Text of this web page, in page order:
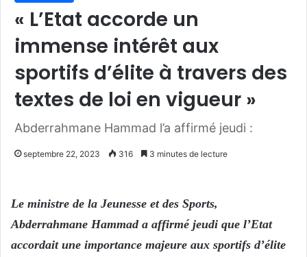
« L’Etat accorde un
immense intérêt aux
sportifs d’élite à travers des
textes de loi en vigueur »
Abderrahmane Hammad l’a affirmé jeudi :
septembre 22, 2023 316 3 minutes de lecture
Le ministre de la Jeunesse et des Sports,
Abderrahmane Hammad a affirmé jeudi que l’Etat
accordait une importance majeure aux sportifs d’élite